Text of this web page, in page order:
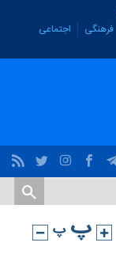
فرهنگی
اجتماعی